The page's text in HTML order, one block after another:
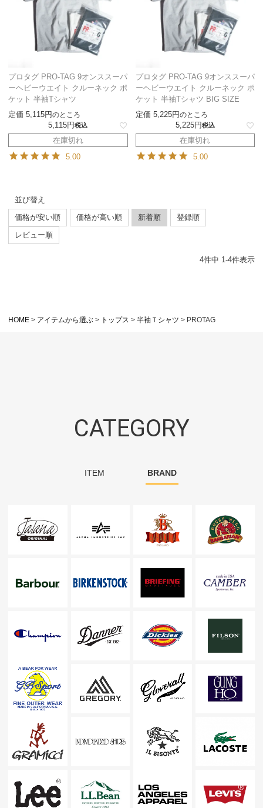
プロタグ PRO-TAG 9オンススーパ
ーヘビーウエイト クルーネック ポ
ケット 半袖Tシャツ
定価 5,115 のところ
5,115 税込
在庫切れ
5.00
プロタグ PRO-TAG 9オンススーパ
ーヘビーウエイト クルーネック ポ
ケット 半袖Tシャツ BIG SIZE
定価 5,225 のところ
5,225 税込
在庫切れ
5.00
並び替え
価格が安い順
価格が高い順 新着順
登録順
レビュー順
4件中 1 -4件表示
HOME アイテムから選ぶ トップス 半袖Ｔシャツ PROTAG
CATEGORY
ITEM BRAND